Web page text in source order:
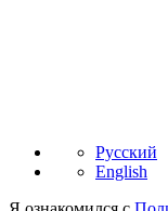
Русский
English